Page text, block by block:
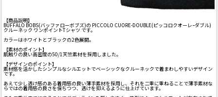
【商品説明】
BUFFALO BOBS(バッファローボブズ)の PICCOLO CUORE-DOUBLE(ピッコロクオーレｰダブル)
クルーネック ワンポイントTシャツ です。
カラーはホワイトとブラックの2色展開。
【素材のポイント】
肌触りの良い高密度の50/1天竺素材を採用しました。
【デザインのポイント】
素材感を活かしたシンプルなシルエットでベーシックなクルーネックで着まわしやすいデザイン
です。
あえて少し透け感のある着用感の良い薄手素材を採用し、それを二重に重ねることで薄手素材な
らではの着用感の良さを保ちつつ、透けを抑えるように仕上げています。